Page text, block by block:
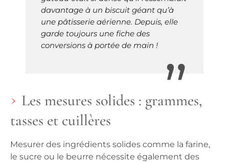
davantage à un biscuit géant qu’à
une pâtisserie aérienne. Depuis, elle
garde toujours une fiche des
conversions à portée de main !
Les mesures solides : grammes,
tasses et cuillères
Mesurer des ingrédients solides comme la farine,
le sucre ou le beurre nécessite également des